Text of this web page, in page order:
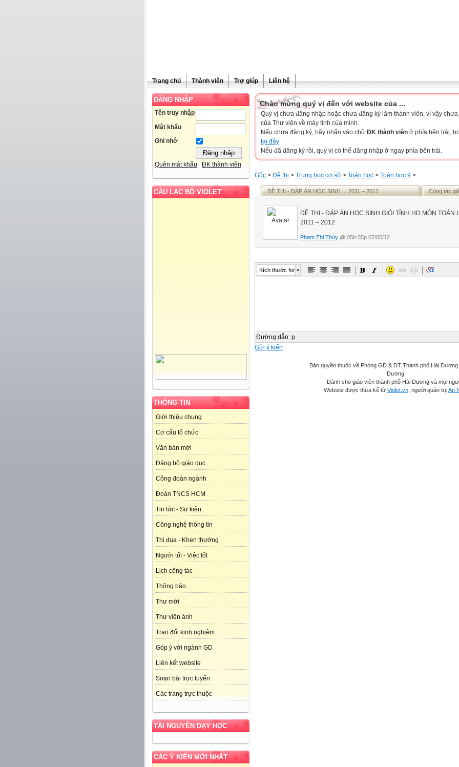
Trang chủ Thành viên Trợ giúp Liên hệ
ĐĂNG NHẬP
Tên truy nhập
Mật khẩu
Ghi nhớ
Quên mật khẩu ĐK thành viên
CÂU LẠC BỘ VIOLET
THÔNG TIN
Giới thiệu chung
Cơ cấu tổ chức
Văn bản mới
Đảng bộ giáo dục
Công đoàn ngành
Đoàn TNCS HCM
Tin tức - Sự kiện
Công nghệ thông tin
Thi đua - Khen thưởng
Người tốt - Việc tốt
Lịch công tác
Thông báo
Thư mời
Thư viện ảnh
Trao đổi kinh nghiệm
Góp ý với ngành GD
Liên kết website
Soạn bài trực tuyến
Các trang trực thuộc
TÀI NGUYÊN DẠY HỌC
CÁC Ý KIẾN MỚI NHẤT
Chào mừng quý vị đến với website của ...
Quý vị chưa đăng nhập hoặc chưa đăng ký làm thành viên, vì vậy
của Thư viện về máy tính của mình.
Nếu chưa đăng ký, hãy nhấn vào chữ ĐK thành viên ở phía bên trái,
tại đây
Nếu đã đăng ký rồi, quý vị có thể đăng nhập ở ngay phía bên trái.
Gốc > Đề thi > Trung học cơ sở > Toán học > Toán học 9 >
ĐỀ THI - ĐÁP ÁN HỌC SINH ... 2011 – 2012 Cùng tác
ĐỀ THI - ĐÁP ÁN HỌC SINH GIỎI TỈNH HD MÔN TOÁN
2011 – 2012
Phạm Thị Thủy @ 05h:35p 07/05/12
Kích thước font
Đường dẫn: p
Gửi ý kiến
Bản quyền thuộc về Phòng GD & ĐT Thành phố Hải Dương
Dương
Dành cho giáo viên thành phố Hải Dương và mọi
Website được thừa kế từ Violet.vn, người quản trị: An